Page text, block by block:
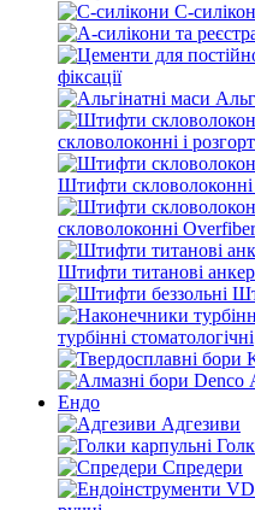
С-
фіксації
скловолоконні і
Штифти скловолоконні
скловолоконні
Штифти титанові
турбінні стоматологічні
Ендо
Адгезиви
Спредери